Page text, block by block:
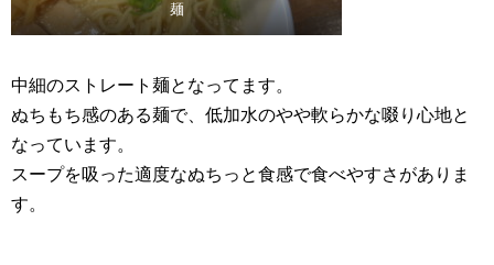
麺
中細のストレート麺となってます。
ぬちもち感のある麺で、低加水のやや軟らかな啜り心地と
なっています。
スープを吸った適度なぬちっと食感で食べやすさがありま
す。